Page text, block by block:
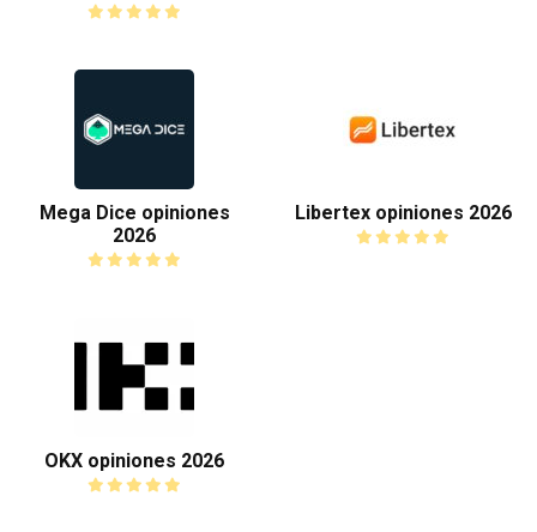
Mega Dice opiniones
2026
Libertex opiniones 2026
OKX opiniones 2026